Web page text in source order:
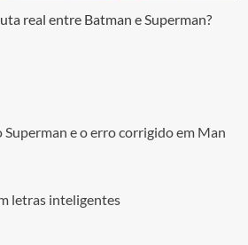
real entre Batman e Superman?
e o erro corrigido em Man
letras inteligentes